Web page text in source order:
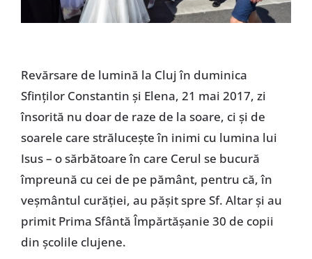
Revărsare de lumină la Cluj în duminica
Sfinților Constantin și Elena, 21 mai 2017, zi
însorită nu doar de raze de la soare, ci și de
soarele care strălucește în inimi cu lumina lui
Isus – o sărbătoare în care Cerul se bucură
împreună cu cei de pe pământ, pentru că, în
veșmântul curăției, au pășit spre Sf. Altar și au
primit Prima Sfântă Împărtășanie 30 de copii
din școlile clujene.